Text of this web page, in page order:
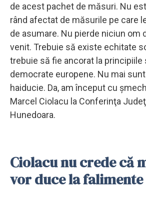
de acest pachet de măsuri. Nu
rând afectat de măsurile pe care
de asumare. Nu pierde niciun om
venit. Trebuie să existe echitate
trebuie să fie ancorat la principiile
democrate europene. Nu mai
haiducie. Da, am început cu
Marcel Ciolacu la Conferinţa
Hunedoara.
Ciolacu nu crede că
vor duce la falimente